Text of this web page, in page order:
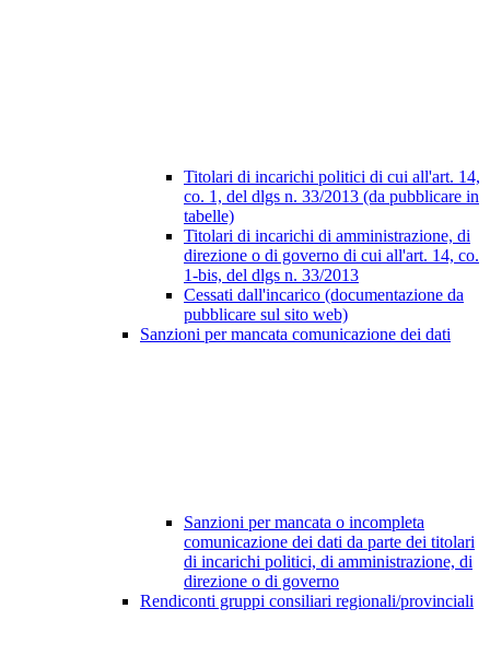
Titolari di incarichi politici di cui all'art. 14,
co. 1, del dlgs n. 33/2013 (da pubblicare in
tabelle)
Titolari di incarichi di amministrazione, di
direzione o di governo di cui all'art. 14, co.
1-bis, del dlgs n. 33/2013
Cessati dall'incarico (documentazione da
pubblicare sul sito web)
Sanzioni per mancata comunicazione dei dati
Sanzioni per mancata o incompleta
comunicazione dei dati da parte dei titolari
di incarichi politici, di amministrazione, di
direzione o di governo
Rendiconti gruppi consiliari regionali/provinciali